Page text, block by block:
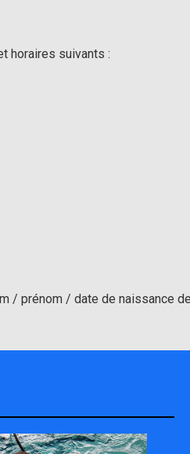
horaires suivants :
/ prénom / date de naissance